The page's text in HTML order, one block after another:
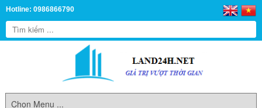
Hotline: 0986866790